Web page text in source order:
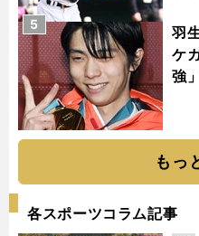
羽
ケ
強
5
もっ
各スポーツコラム記事